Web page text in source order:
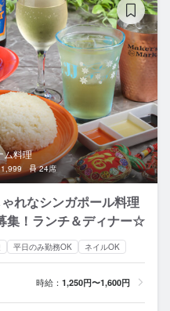
ム料理
24席
れなシンガポール料理
集！ランチ＆ディナー☆
平日のみ勤務OK ネイルOK
時給： 1,250円〜1,600円